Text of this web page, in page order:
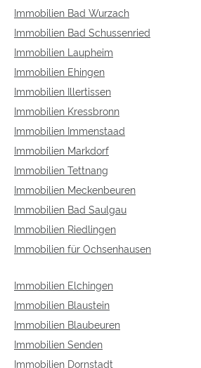
Immobilien Bad Wurzach
Immobilien Bad Schussenried
Immobilien Laupheim
Immobilien Ehingen
Immobilien Illertissen
Immobilien Kressbronn
Immobilien Immenstaad
Immobilien Markdorf
Immobilien Tettnang
Immobilien Meckenbeuren
Immobilien Bad Saulgau
Immobilien Riedlingen
Immobilien für Ochsenhausen
Immobilien Elchingen
Immobilien Blaustein
Immobilien Blaubeuren
Immobilien Senden
Immobilien Dornstadt